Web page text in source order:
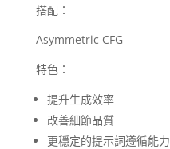
搭配：
Asymmetric CFG
特色：
提升生成效率
改善細節品質
更穩定的提示詞遵循能力